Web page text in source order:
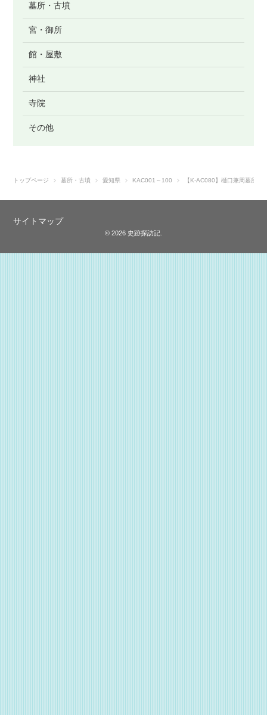
墓所・古墳
宮・御所
館・屋敷
神社
寺院
その他
トップページ 墓所・古墳 愛知県 KAC001～100 【K-AC080】樋口兼周墓所〔
サイトマップ
© 2026 史跡探訪記.